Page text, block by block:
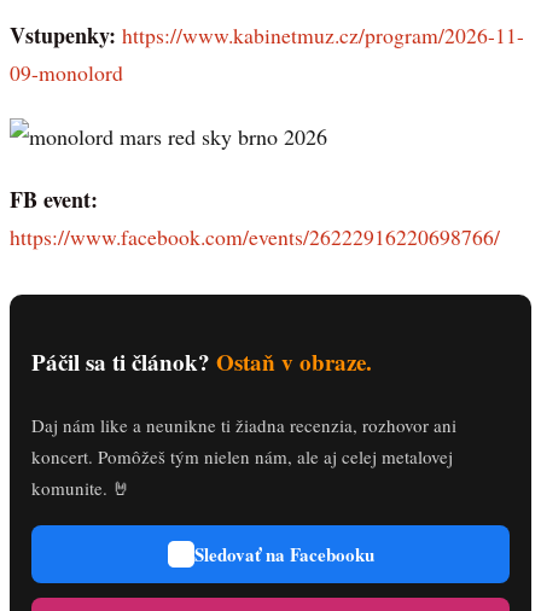
Vstupenky: https://www.kabinetmuz.cz/program/2026-11-
09-monolord
FB event:
https://www.facebook.com/events/26222916220698766/
Páčil sa ti článok? Ostaň v obraze.
Daj nám like a neunikne ti žiadna recenzia, rozhovor ani
koncert. Pomôžeš tým nielen nám, ale aj celej metalovej
komunite. 🤘
Sledovať na Facebooku